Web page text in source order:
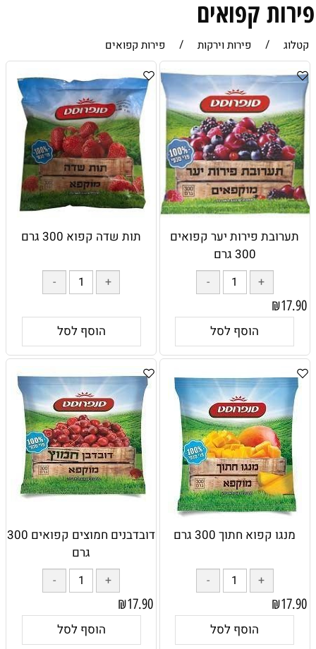
פירות קפואים
קטלוג / פירות וירקות / פירות קפואים
תערובת פירות יער קפואים
300 גרם
₪17.90
הוסף לסל
תות שדה קפוא 300 גרם
הוסף לסל
מנגו קפוא חתוך 300 גרם
₪17.90
הוסף לסל
דובדבנים חמוצים קפואים 300
גרם
₪17.90
הוסף לסל